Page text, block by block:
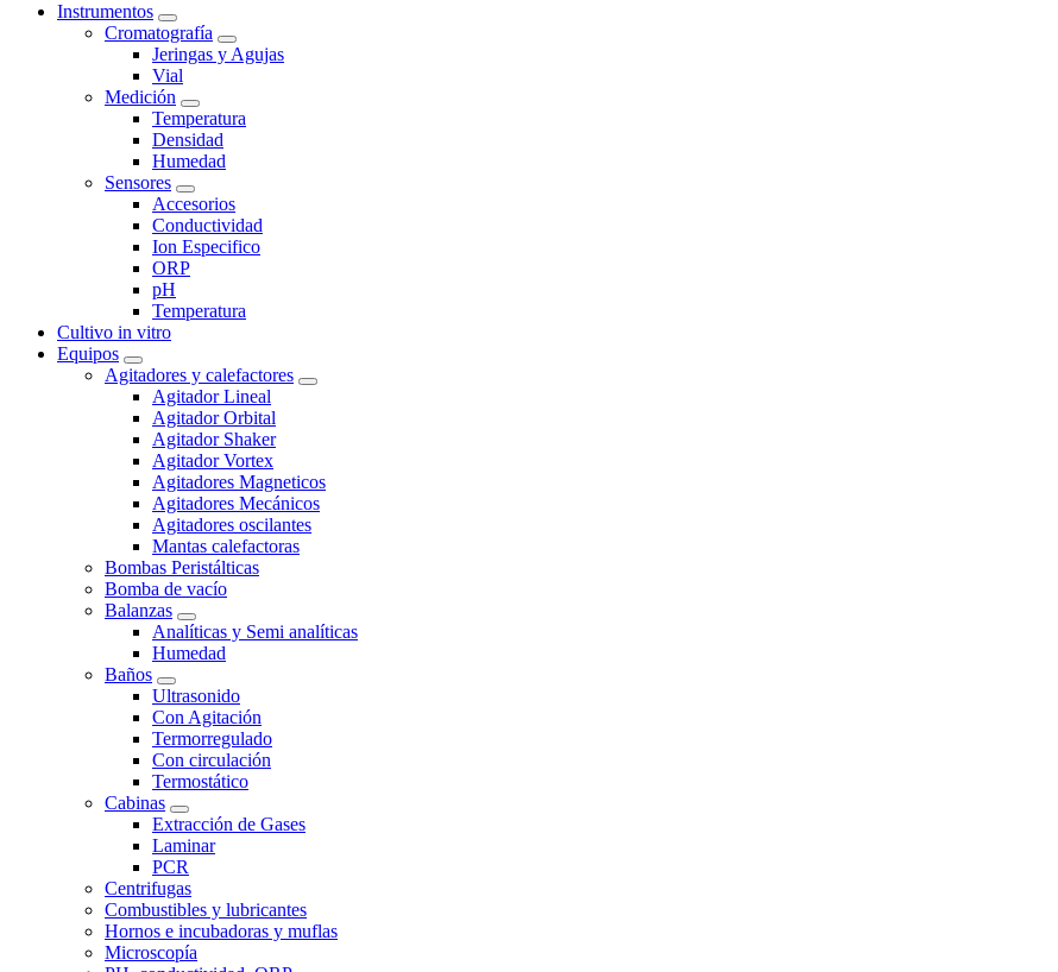
Instrumentos
Cromatografía
Jeringas y Agujas
Vial
Medición
Temperatura
Densidad
Humedad
Sensores
Accesorios
Conductividad
Ion Especifico
ORP
pH
Temperatura
Cultivo in vitro
Equipos
Agitadores y calefactores
Agitador Lineal
Agitador Orbital
Agitador Shaker
Agitador Vortex
Agitadores Magneticos
Agitadores Mecánicos
Agitadores oscilantes
Mantas calefactoras
Bombas Peristálticas
Bomba de vacío
Balanzas
Analíticas y Semi analíticas
Humedad
Baños
Ultrasonido
Con Agitación
Termorregulado
Con circulación
Termostático
Cabinas
Extracción de Gases
Laminar
PCR
Centrifugas
Combustibles y lubricantes
Hornos e incubadoras y muflas
Microscopía